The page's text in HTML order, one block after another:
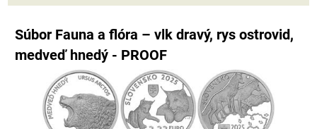
Súbor Fauna a flóra – vlk dravý, rys ostrovid,
medveď hnedý - PROOF